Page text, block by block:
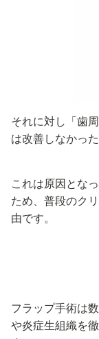
それに対し「歯
は改善しなかっ
これは原因とな
ため、普段のク
由です。
フラップ手術は
や炎症生組織を